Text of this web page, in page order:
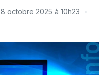
8 octobre 2025 à 10h23